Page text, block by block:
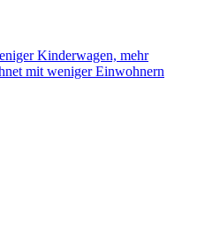
Kinderwagen, mehr
mit weniger Einwohnern